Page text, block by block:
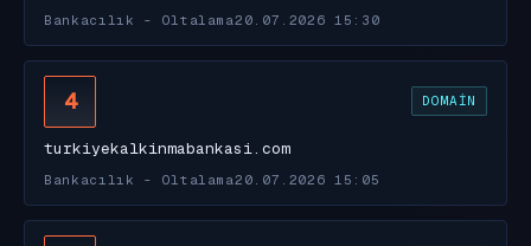
Bankacılık - Oltalama20.07.2026 15:30
4 DOMAIN
turkiyekalkinmabankasi.com
Bankacılık - Oltalama20.07.2026 15:05